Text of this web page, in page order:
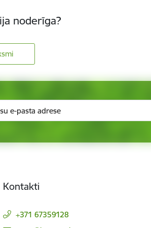
noderīga?
Kontakti
+371 67359128